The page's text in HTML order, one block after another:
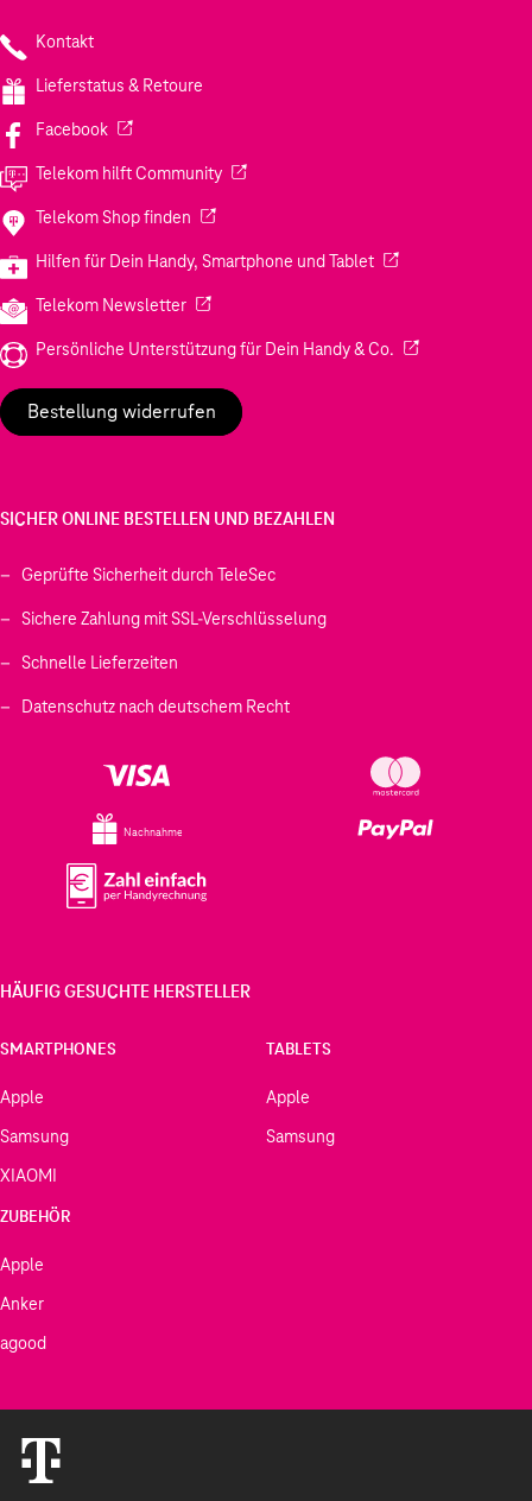
Kontakt
Lieferstatus & Retoure
Facebook(Wird in einem neuen Tab geöffnet)
Telekom hilft Community(Wird in einem neuen Tab geöffnet)
Telekom Shop finden (Wird in einem neuen Tab geöffnet)
Hilfen für Dein Handy, Smartphone und Tablet(Wird in einem
Telekom Newsletter(Wird in einem neuen Tab geöffnet)
Persönliche Unterstützung für Dein Handy & Co. (Wird in einem
Bestellung widerrufen
SICHER ONLINE BESTELLEN UND BEZAHLEN
Geprüfte Sicherheit durch TeleSec
Sichere Zahlung mit SSL-Verschlüsselung
Schnelle Lieferzeiten
Datenschutz nach deutschem Recht
Nachnahme
HÄUFIG GESUCHTE HERSTELLER
SMARTPHONES
Apple
Samsung
XIAOMI
TABLETS
Apple
Samsung
ZUBEHÖR
Apple
Anker
agood